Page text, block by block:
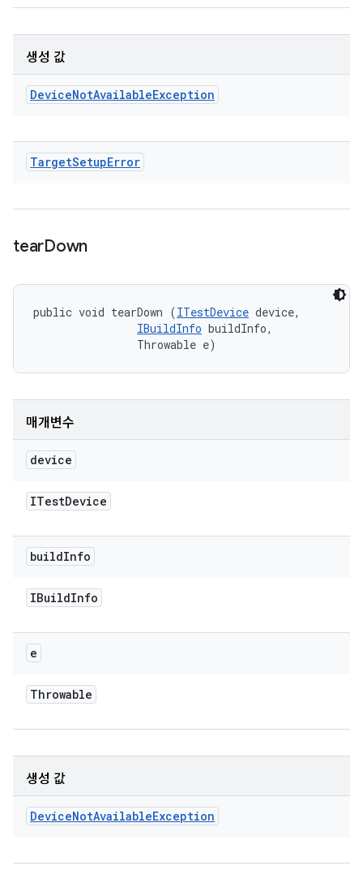
생성 값
DeviceNotAvailableException
TargetSetupError
tearDown
public void tearDown (ITestDevice device,
IBuildInfo buildInfo,
                Throwable e)
매개변수
device
ITestDevice
buildInfo
IBuildInfo
e
Throwable
생성 값
DeviceNotAvailableException